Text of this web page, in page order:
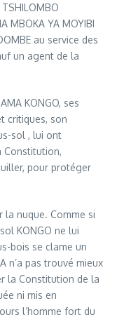
MBOKA YA MOYIBI
au service des
un agent de la
KONGO, ses
critiques, son
sol , lui ont
Constitution,
pour protéger
la nuque. Comme si
KONGO ne lui
bois se clame un
n’a pas trouvé mieux
la Constitution de la
ni mis en
l’homme fort du